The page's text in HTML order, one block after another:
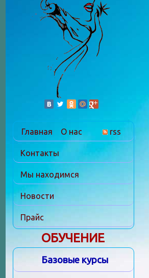
Главная О нас rss
Контакты
Мы находимся
Новости
Прайс
ОБУЧЕНИЕ
Базовые курсы